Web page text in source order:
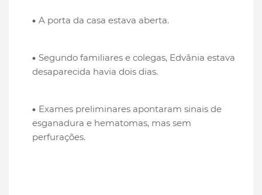
A porta da casa estava aberta.
Segundo familiares e colegas, Edvânia estava
desaparecida havia dois dias.
Exames preliminares apontaram sinais de
esganadura e hematomas, mas sem
perfurações.